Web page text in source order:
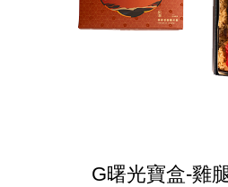
G曙光寶盒-雞